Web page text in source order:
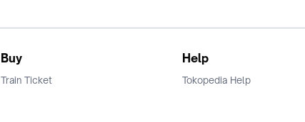
Buy
Train Ticket
Help
Tokopedia Help